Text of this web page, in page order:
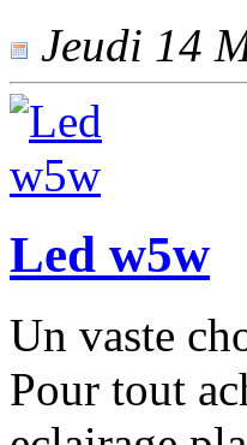
Jeudi 14
Led w5w
Un vaste
Pour tout